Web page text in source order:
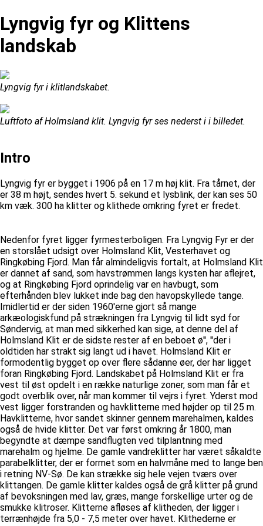
Lyngvig fyr og Klittens
landskab
Lyngvig fyr i klitlandskabet.
Luftfoto af Holmsland klit. Lyngvig fyr ses nederst i i billedet.
Intro
Lyngvig fyr er bygget i 1906 på en 17 m høj klit. Fra tårnet, der
er 38 m højt, sendes hvert 5. sekund et lysblink, der kan ses 50
km væk. 300 ha klitter og klithede omkring fyret er fredet.
Nedenfor fyret ligger fyrmesterboligen. Fra Lyngvig Fyr er der
en storslået udsigt over Holmsland Klit, Vesterhavet og
Ringkøbing Fjord. Man får almindeligvis fortalt, at Holmsland Klit
er dannet af sand, som havstrømmen langs kysten har aflejret,
og at Ringkøbing Fjord oprindelig var en havbugt, som
efterhånden blev lukket inde bag den havopskyllede tange.
Imidlertid er der siden 1960'erne gjort så mange
arkæologiskfund på strækningen fra Lyngvig til lidt syd for
Søndervig, at man med sikkerhed kan sige, at denne del af
Holmsland Klit er de sidste rester af en beboet ø'', ''der i
oldtiden har strakt sig langt ud i havet. Holmsland Klit er
formodentlig bygget op over flere sådanne øer, der har ligget
foran Ringkøbing Fjord. Landskabet på Holmsland Klit er fra
vest til øst opdelt i en række naturlige zoner, som man får et
godt overblik over, når man kommer til vejrs i fyret. Yderst mod
vest ligger forstranden og havklitterne med højder op til 25 m.
Havklitterne, hvor sandet skinner gennem marehalmen, kaldes
også de hvide klitter. Det var først omkring år 1800, man
begyndte at dæmpe sandflugten ved tilplantning med
marehalm og hjelme. De gamle vandreklitter har været såkaldte
parabelklitter, der er formet som en halvmåne med to lange ben
i retning NV-Sø. De kan strække sig hele vejen tværs over
klittangen. De gamle klitter kaldes også de grå klitter på grund
af bevoksningen med lav, græs, mange forskellige urter og de
smukke klitroser. Klitterne afløses af klitheden, der ligger i
terrænhøjde fra 5,0 - 7,5 meter over havet. Klithederne er